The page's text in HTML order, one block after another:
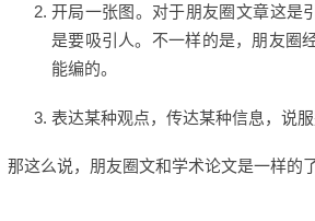
开局一张图。对于朋友圈文章这是
是要吸引人。不一样的是，朋友圈
能编的。
表达某种观点，传达某种信息，说
那这么说，朋友圈文和学术论文是一样的